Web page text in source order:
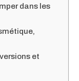
dans les
et